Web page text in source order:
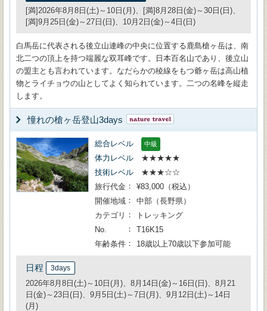
[満]2026年8月8日(土)～10日(月)、[満]8月28日(金)～30日(日)、
[満]9月25日(金)～27日(日)、10月2日(金)～4日(日)
白馬岳に代表される後立山連峰の中央に位置する鹿島槍ヶ岳は、南
北二つの頂上を持つ端麗な双耳峰です。日本百名山であり、後立山
の盟主とも言われています。なだらかの稜線をもつ爺ヶ岳は高山植
物とライチョウの山としてよく知られています。二つの名峰を縦走
します。
憧れの槍ヶ岳登山3days
総合レベル 中級
体力レベル
★★★★★
技術レベル
★★★☆☆
旅行代金
¥83,000（税込）
開催地域
中部（長野県）
カテゴリ
トレッキング
No.
T16K15
年齢条件
18歳以上70歳以下参加可能
日程 3days
2026年8月8日(土)～10日(月)、8月14日(金)～16日(日)、8月21
日(金)～23日(日)、9月5日(土)～7日(月)、9月12日(土)～14日
(月)